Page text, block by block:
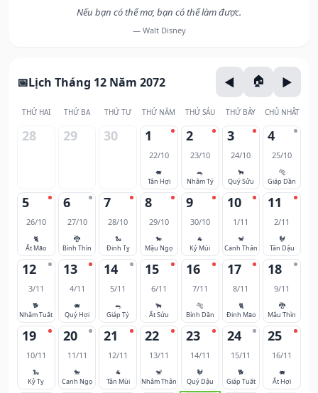
Nếu bạn có thể mơ, bạn có thể làm được.
— Walt Disney
Lịch Tháng 12 Năm 2072
THỨ HAI THỨ BA THỨ TƯ THỨ NĂM THỨ SÁU THỨ BẢY CHỦ NHẬT
28 29 30 1
22/10
🐖
Tân Hợi
2
23/10
🐀
Nhâm Tý
3
24/10
🐂
Quý Sửu
4
25/10
🐅
Giáp Dần
5
26/10
🐈
Ất Mão
6
27/10
🐉
Bính Thìn
7
28/10
🐍
Đinh Tỵ
8
29/10
🐎
Mậu Ngọ
9
30/10
🐐
Kỷ Mùi
10
1/11
🐒
Canh Thân
11
2/11
🐓
Tân Dậu
12
3/11
🐕
Nhâm Tuất
13
4/11
🐖
Quý Hợi
14
5/11
🐀
Giáp Tý
15
6/11
🐂
Ất Sửu
16
7/11
🐅
Bính Dần
17
8/11
🐈
Đinh Mão
18
9/11
🐉
Mậu Thìn
19
10/11
🐍
Kỷ Tỵ
20
11/11
🐎
Canh Ngọ
21
12/11
🐐
Tân Mùi
22
13/11
🐒
Nhâm Thân
23
14/11
🐓
Quý Dậu
24
15/11
🐕
Giáp Tuất
25
16/11
🐖
Ất Hợi